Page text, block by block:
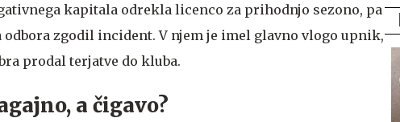
kapitala odrekla licenco za prihodnjo sezono, pa
odbora zgodil incident. V njem je imel glavno vlogo upnik,
prodal terjatve do kluba.
a čigavo?